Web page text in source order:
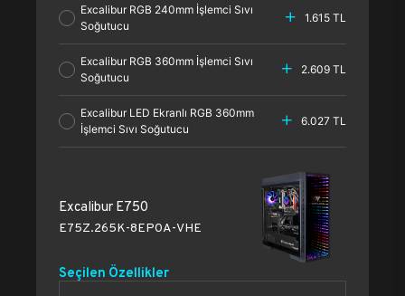
Excalibur RGB 240mm İşlemci Sıvı
Soğutucu
1.615 TL
Excalibur RGB 360mm İşlemci Sıvı
Soğutucu
2.609 TL
Excalibur LED Ekranlı RGB 360mm
İşlemci Sıvı Soğutucu
6.027 TL
Excalibur E750
E75Z.265K-8EP0A-VHE
Seçilen Özellikler